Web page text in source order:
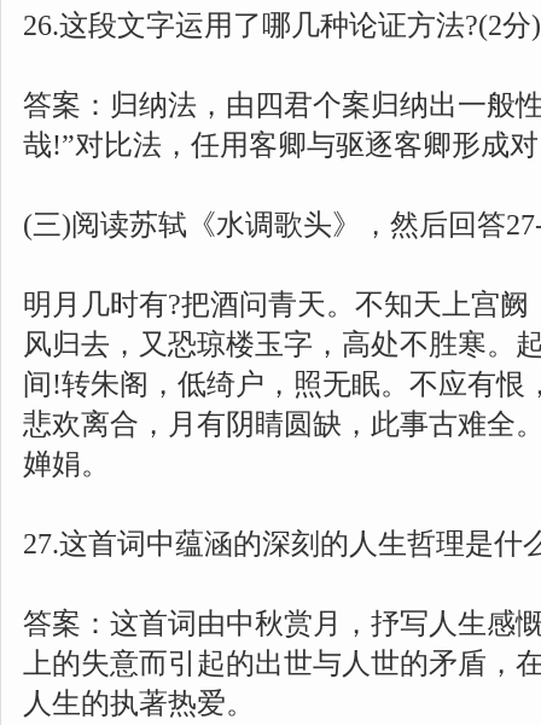
26.这段文字运用了哪几种论证方法?(2分)
答案：归纳法，由四君个案归纳出一般
哉!”对比法，任用客卿与驱逐客卿形成
(三)阅读苏轼《水调歌头》，然后回答
明月几时有?把酒问青天。不知天上宫阙
风归去，又恐琼楼玉字，高处不胜寒。
间!转朱阁，低绮户，照无眠。不应有恨
悲欢离合，月有阴睛圆缺，此事古难全
婵娟。
27.这首词中蕴涵的深刻的人生哲理是什
答案：这首词由中秋赏月，抒写人生感
上的失意而引起的出世与人世的矛盾，
人生的执著热爱。